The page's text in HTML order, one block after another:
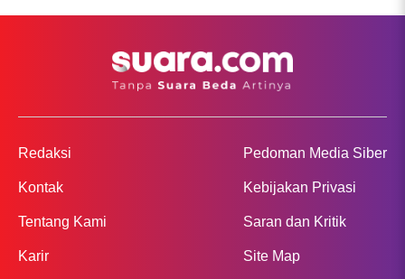
Redaksi
Kontak
Tentang Kami
Karir
Pedoman Media Siber
Kebijakan Privasi
Saran dan Kritik
Site Map